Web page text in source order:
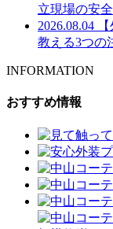
立現場の安
2026.08.04
教える3つの
INFORMATION
おすすめ情報